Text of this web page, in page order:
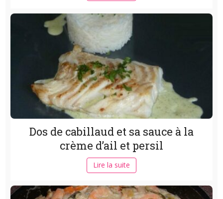
Dos de cabillaud et sa sauce à la
crème d’ail et persil
Lire la suite